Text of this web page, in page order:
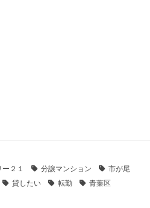
２１ 分譲マンション
市が尾
貸したい 転勤 青葉区